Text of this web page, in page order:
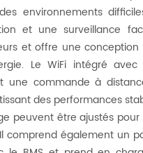
environnements
et une surveillance
et offre une
Le WiFi intégré
commande à
des performances
peuvent être ajustés
comprend également un